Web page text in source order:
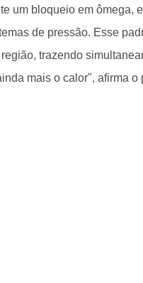
um bloqueio em ômega,
de pressão. Esse
trazendo
mais o calor", afirma o